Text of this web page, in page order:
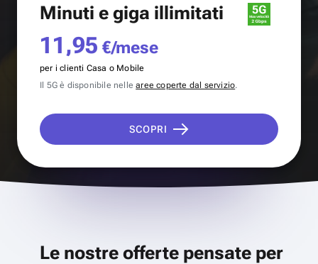
Minuti e giga illimitati
11,95 €/mese
per i clienti Casa o Mobile
Il 5G è disponibile nellearee coperte dal servizio.
SCOPRI
Le nostre offerte pensate per